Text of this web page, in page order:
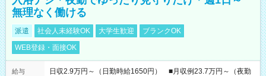
無理なく働ける
派遣 社会人未経験OK 大学生歓迎
ブランクOK
WEB登録・面接OK
給与
日収2.9万円～（日勤時給1650円） ■月収例23.7万円～（夜勤